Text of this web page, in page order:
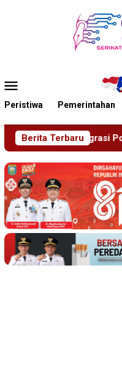
Mobile
Peristiwa Pemerintahan
Berita Terbaru
Satu WN